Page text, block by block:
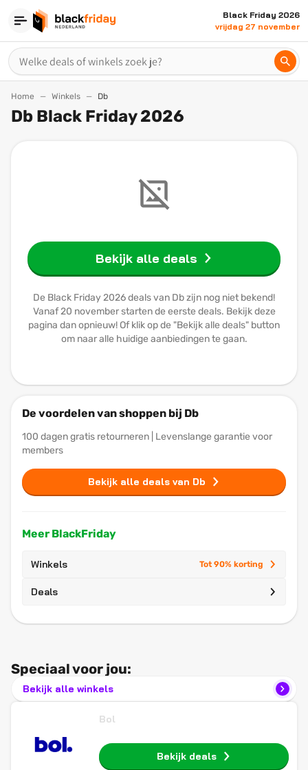
Black Friday 2026
vrijdag 27 november
Home Winkels Db
Db Black Friday 2026
Bekijk alle deals
De Black Friday 2026 deals van Db zijn nog niet bekend!
Vanaf 20 november starten de eerste deals. Bekijk deze
pagina dan opnieuw! Of klik op de "Bekijk alle deals" button
om naar alle huidige aanbiedingen te gaan.
De voordelen van shoppen bij Db
100 dagen gratis retourneren | Levenslange garantie voor
members
Bekijk alle deals van Db
Meer BlackFriday
Winkels Tot 90% korting
Deals
Speciaal voor jou:
Bekijk alle winkels
Bol
Bekijk deals